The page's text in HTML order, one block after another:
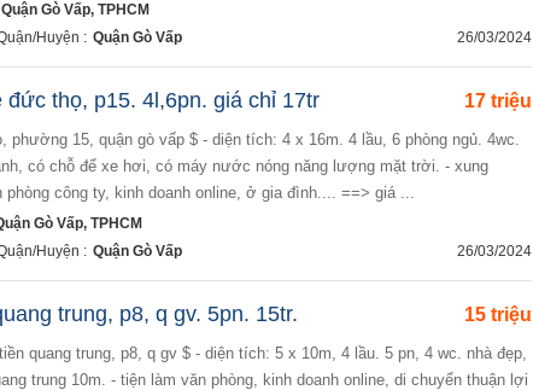
Gò Vấp, TPHCM
Huyện : Quận Gò Vấp 26/03/2024
17 triệu
đức thọ, p15. 4l,6pn. giá chỉ 17tr
có chỗ để xe hơi, có máy nước nóng năng lượng mặt trời. - xung
công ty, kinh doanh online, ở gia đình.... ==> giá ...
Gò Vấp, TPHCM
Huyện : Quận Gò Vấp 26/03/2024
15 triệu
trung, p8, q gv. 5pn. 15tr.
trung 10m. - tiện làm văn phòng, kinh doanh online, di chuyển thuận lợi